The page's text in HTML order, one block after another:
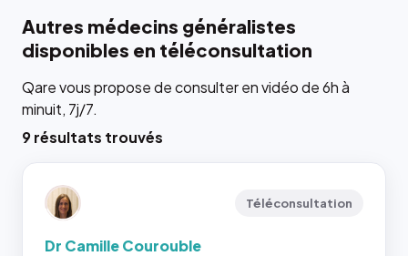
Autres médecins généralistes
disponibles en téléconsultation
Qare vous propose de consulter en vidéo de 6h à
minuit, 7j/7.
9 résultats trouvés
Téléconsultation
Dr Camille Courouble